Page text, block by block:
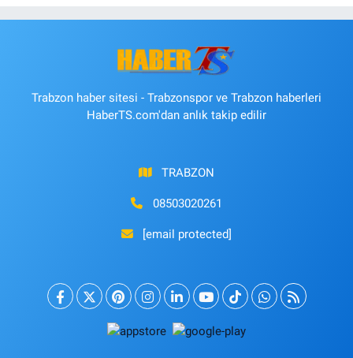
Trabzon haber sitesi - Trabzonspor ve Trabzon haberleri
HaberTS.com'dan anlık takip edilir
TRABZON
08503020261
[email protected]